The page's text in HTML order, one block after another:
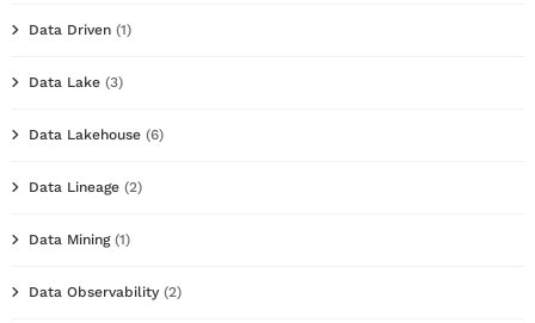
Data Driven (1)
Data Lake (3)
Data Lakehouse (6)
Data Lineage (2)
Data Mining(1)
Data Observability (2)